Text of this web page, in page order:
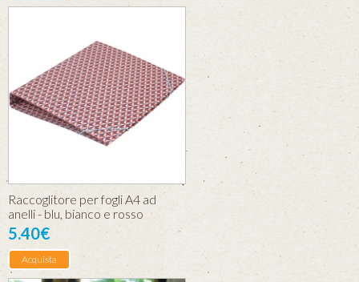
Raccoglitore per fogli A4 ad
anelli - blu, bianco e rosso
5.40€
Acquista